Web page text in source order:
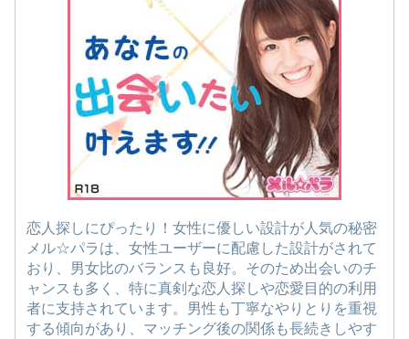
恋人探しにぴったり！女性に優しい設計が人気の秘密
メル☆パラは、女性ユーザーに配慮した設計がされて
おり、男女比のバランスも良好。そのため出会いのチ
ャンスも多く、特に真剣な恋人探しや恋愛目的の利用
者に支持されています。男性も丁寧なやりとりを重視
する傾向があり、マッチング後の関係も長続きしやす